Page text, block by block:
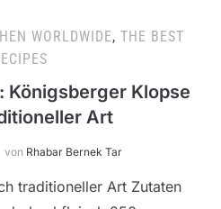
WORLDWIDE, THE BEST
Königsberger Klopse
Art
von Rhabar Bernek Tar
traditioneller Art Zutaten